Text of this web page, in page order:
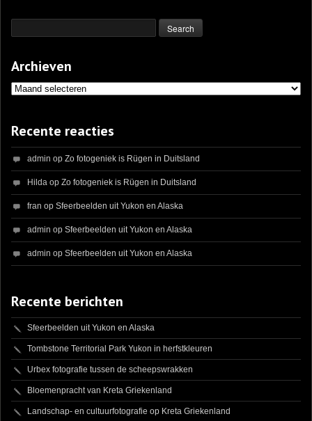
Archieven
Archieven
Recente reacties
admin op Zo fotogeniek is Rügen in Duitsland
Hilda op Zo fotogeniek is Rügen in Duitsland
fran op Sfeerbeelden uit Yukon en Alaska
admin op Sfeerbeelden uit Yukon en Alaska
admin op Sfeerbeelden uit Yukon en Alaska
Recente berichten
Sfeerbeelden uit Yukon en Alaska
Tombstone Territorial Park Yukon in herfstkleuren
Urbex fotografie tussen de scheepswrakken
Bloemenpracht van Kreta Griekenland
Landschap- en cultuurfotografie op Kreta Griekenland